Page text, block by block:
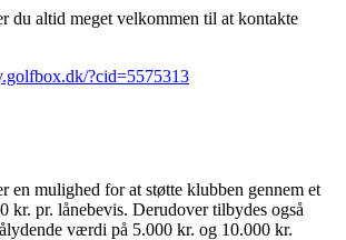
du altid meget velkommen til at kontakte
?cid=5575313
en mulighed for at støtte klubben gennem et
kr. pr. lånebevis. Derudover tilbydes også
værdi på 5.000 kr. og 10.000 kr.